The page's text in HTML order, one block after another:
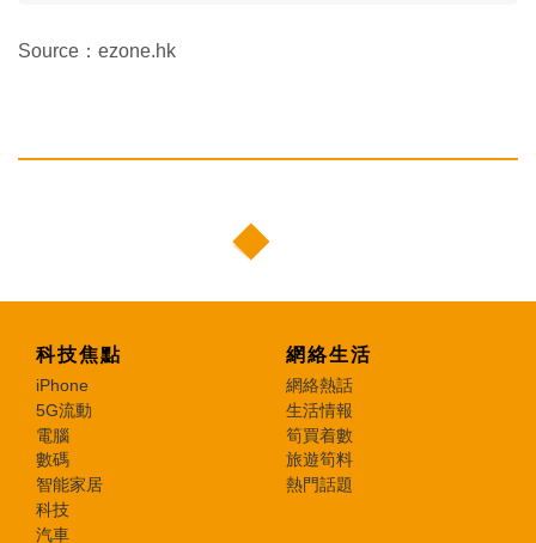
Source：ezone.hk
科技焦點
iPhone
5G流動
電腦
數碼
智能家居
科技
汽車
網絡生活
網絡熱話
生活情報
筍買着數
旅遊筍料
熱門話題